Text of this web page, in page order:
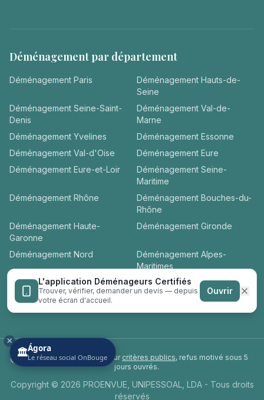
Déménagement par département
Déménagement Paris Déménagement Hauts-de-
Seine
Déménagement Seine-Saint-
Denis
Déménagement Val-de-
Marne
Déménagement Yvelines Déménagement Essonne
Déménagement Val-d'Oise Déménagement Eure
Déménagement Eure-et-Loir Déménagement Seine-
Maritime
Déménagement Rhône Déménagement Bouches-du-
Rhône
Déménagement Haute-
Garonne
Déménagement Gironde
Déménagement Nord Déménagement Alpes-
Maritimes
DéménagementLoire-
Atlantique
DéménagementHérault
Label privé— sélection sur critères publics, refus motivé sous 5
jours ouvrés.
Copyright © 2026 PROENVUE, UNIPESSOAL, LDA - Tous droits
réservés
L'application Déménageurs Certifiés
Trouver, vérifier, demander un devis — depuis
votre écran d'accueil.
Ouvrir
🏛️Ágora
Le réseau social OnBouge
✕